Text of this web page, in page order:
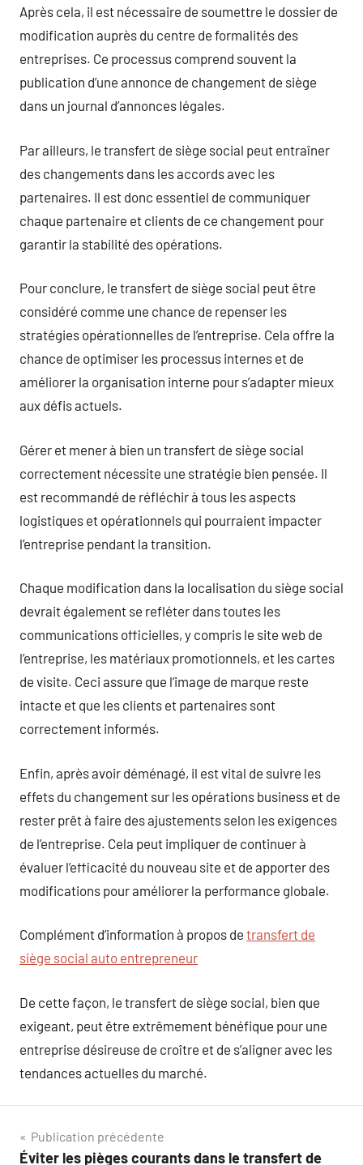
Après cela, il est nécessaire de soumettre le dossier de
modification auprès du centre de formalités des
entreprises. Ce processus comprend souvent la
publication d’une annonce de changement de siège
dans un journal d’annonces légales.
Par ailleurs, le transfert de siège social peut entraîner
des changements dans les accords avec les
partenaires. Il est donc essentiel de communiquer
chaque partenaire et clients de ce changement pour
garantir la stabilité des opérations.
Pour conclure, le transfert de siège social peut être
considéré comme une chance de repenser les
stratégies opérationnelles de l’entreprise. Cela offre la
chance de optimiser les processus internes et de
améliorer la organisation interne pour s’adapter mieux
aux défis actuels.
Gérer et mener à bien un transfert de siège social
correctement nécessite une stratégie bien pensée. Il
est recommandé de réfléchir à tous les aspects
logistiques et opérationnels qui pourraient impacter
l’entreprise pendant la transition.
Chaque modification dans la localisation du siège social
devrait également se refléter dans toutes les
communications officielles, y compris le site web de
l’entreprise, les matériaux promotionnels, et les cartes
de visite. Ceci assure que l’image de marque reste
intacte et que les clients et partenaires sont
correctement informés.
Enfin, après avoir déménagé, il est vital de suivre les
effets du changement sur les opérations business et de
rester prêt à faire des ajustements selon les exigences
de l’entreprise. Cela peut impliquer de continuer à
évaluer l’efficacité du nouveau site et de apporter des
modifications pour améliorer la performance globale.
Complément d’information à propos de transfert de
siège social auto entrepreneur
De cette façon, le transfert de siège social, bien que
exigeant, peut être extrêmement bénéfique pour une
entreprise désireuse de croître et de s’aligner avec les
tendances actuelles du marché.
Navigation
Publication précédente
Éviter les pièges courants dans le transfert de